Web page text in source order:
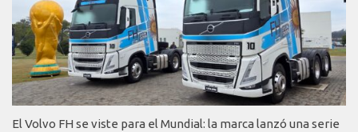
El Volvo FH se viste para el Mundial: la marca lanzó una serie